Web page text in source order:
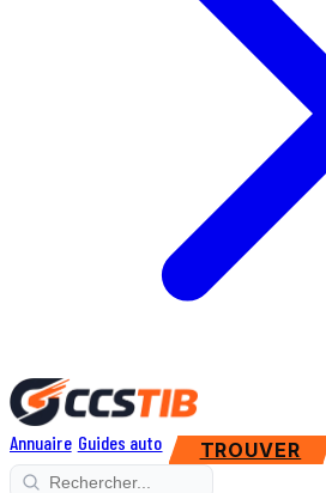
Annuaire Guides auto TROUVER